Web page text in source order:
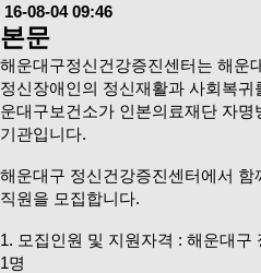
16-08-04 09:46
본문
해운대구정신건강증진센터는 해운
정신장애인의 정신재활과 사회복
운대구보건소가 인본의료재단 자
기관입니다.
해운대구 정신건강증진센터에서
직원을 모집합니다.
1. 모집인원 및 지원자격 : 해운대
1명